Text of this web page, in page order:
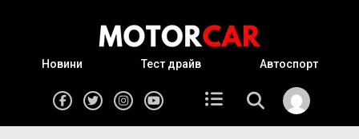
Новини Тест драйв Автоспорт